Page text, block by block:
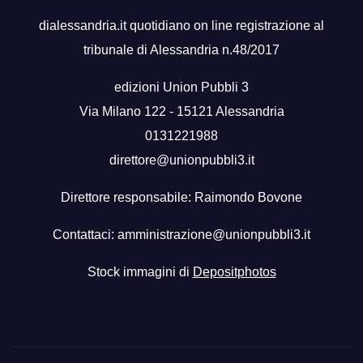
dialessandria.it quotidiano on line registrazione al
tribunale di Alessandria n.48/2017
edizioni Union Pubbli 3
Via Milano 122 - 15121 Alessandria
0131221988
direttore@unionpubbli3.it
Direttore responsabile: Raimondo Bovone
Contattaci: amministrazione@unionpubbli3.it
Stock immagini di Depositphotos